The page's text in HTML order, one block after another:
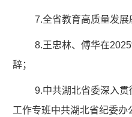
7.全省教育高质量发展
8.王忠林、傅华在
辞；
9.中共湖北省委深入
工作专班中共湖北省纪委